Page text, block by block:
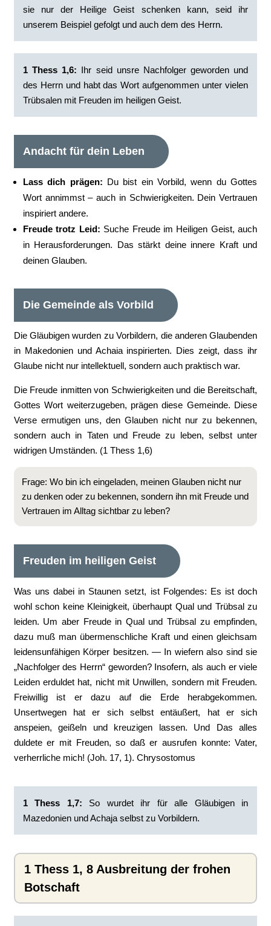
sie nur der Heilige Geist schenken kann, seid ihr
unserem Beispiel gefolgt und auch dem des Herrn.
1 Thess 1,6: Ihr seid unsre Nachfolger geworden und
des Herrn und habt das Wort aufgenommen unter vielen
Trübsalen mit Freuden im heiligen Geist.
Andacht für dein Leben
Lass dich prägen: Du bist ein Vorbild, wenn du Gottes
Wort annimmst – auch in Schwierigkeiten. Dein Vertrauen
inspiriert andere.
Freude trotz Leid: Suche Freude im Heiligen Geist, auch
in Herausforderungen. Das stärkt deine innere Kraft und
deinen Glauben.
Die Gemeinde als Vorbild
Die Gläubigen wurden zu Vorbildern, die anderen Glaubenden
in Makedonien und Achaia inspirierten. Dies zeigt, dass ihr
Glaube nicht nur intellektuell, sondern auch praktisch war.
Die Freude inmitten von Schwierigkeiten und die Bereitschaft,
Gottes Wort weiterzugeben, prägen diese Gemeinde. Diese
Verse ermutigen uns, den Glauben nicht nur zu bekennen,
sondern auch in Taten und Freude zu leben, selbst unter
widrigen Umständen. (1 Thess 1,6)
Frage: Wo bin ich eingeladen, meinen Glauben nicht nur
zu denken oder zu bekennen, sondern ihn mit Freude und
Vertrauen im Alltag sichtbar zu leben?
Freuden im heiligen Geist
Was uns dabei in Staunen setzt, ist Folgendes: Es ist doch
wohl schon keine Kleinigkeit, überhaupt Qual und Trübsal zu
leiden. Um aber Freude in Qual und Trübsal zu empfinden,
dazu muß man übermenschliche Kraft und einen gleichsam
leidensunfähigen Körper besitzen. — In wiefern also sind sie
„Nachfolger des Herrn“ geworden? Insofern, als auch er viele
Leiden erduldet hat, nicht mit Unwillen, sondern mit Freuden.
Freiwillig ist er dazu auf die Erde herabgekommen.
Unsertwegen hat er sich selbst entäußert, hat er sich
anspeien, geißeln und kreuzigen lassen. Und Das alles
duldete er mit Freuden, so daß er ausrufen konnte: Vater,
verherrliche mich! (Joh. 17, 1). Chrysostomus
1 Thess 1,7: ‭So wurdet ihr für alle Gläubigen in
Mazedonien und Achaja selbst zu Vorbildern.
1 Thess 1, 8 Ausbreitung der frohen
Botschaft